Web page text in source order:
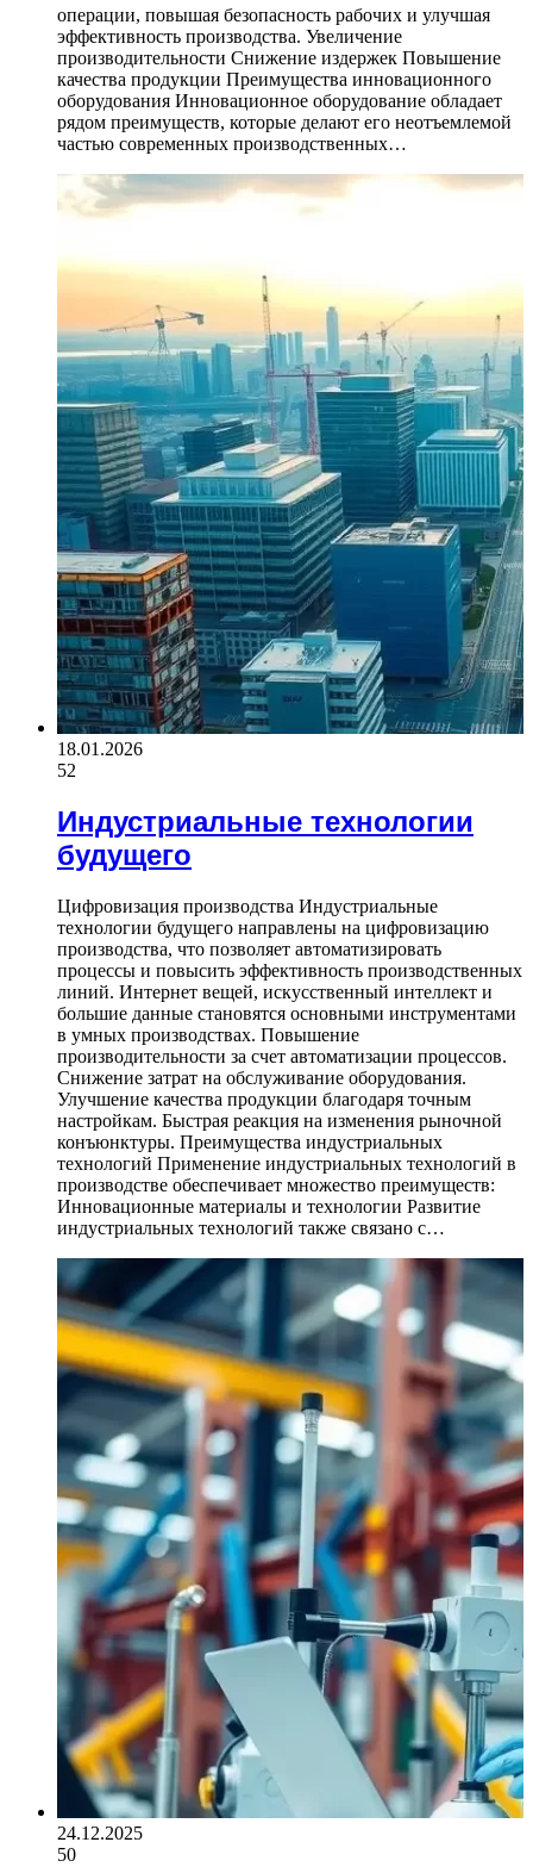
операции, повышая безопасность рабочих и улучшая
эффективность производства. Увеличение
производительности Снижение издержек Повышение
качества продукции Преимущества инновационного
оборудования Инновационное оборудование обладает
рядом преимуществ, которые делают его неотъемлемой
частью современных производственных…
18.01.2026
52
Индустриальные технологии
будущего
Цифровизация производства Индустриальные
технологии будущего направлены на цифровизацию
производства, что позволяет автоматизировать
процессы и повысить эффективность производственных
линий. Интернет вещей, искусственный интеллект и
большие данные становятся основными инструментами
в умных производствах. Повышение
производительности за счет автоматизации процессов.
Снижение затрат на обслуживание оборудования.
Улучшение качества продукции благодаря точным
настройкам. Быстрая реакция на изменения рыночной
конъюнктуры. Преимущества индустриальных
технологий Применение индустриальных технологий в
производстве обеспечивает множество преимуществ:
Инновационные материалы и технологии Развитие
индустриальных технологий также связано с…
24.12.2025
50